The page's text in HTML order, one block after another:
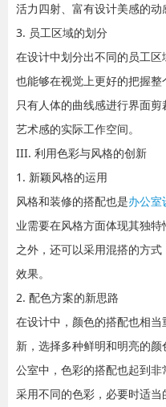
活力四射、富有设计美感的动
3. 员工区域的划分
在设计中划分出不同的员工
也能够在视觉上更好的把握
只有人体的曲线感进行界面
艺术感的实际工作空间。
III. 利用色彩与风格的创新
1. 新颖风格的运用
风格和装修的搭配也是办公室
业需要在风格方面体现其独
之外，还可以采用混搭的方
效果。
2. 配色方案的新思路
在设计中，颜色的搭配也相
新，选择多种鲜明和明亮的
公室中，色彩的搭配也起到
采用不同的色彩，必要时适当